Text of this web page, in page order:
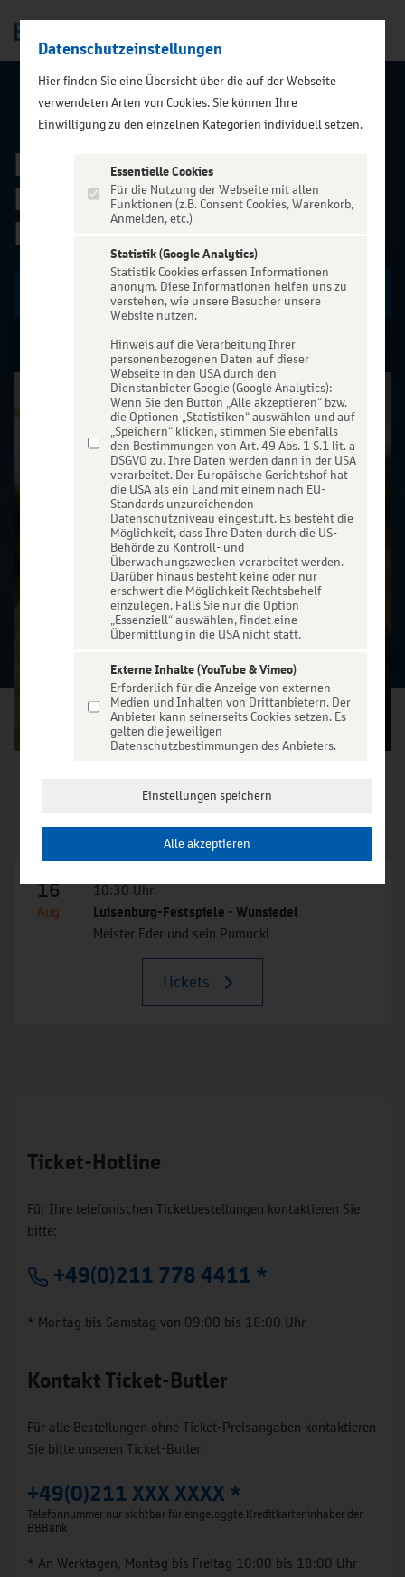
ALLE EVENTS
Meister Eder und sein
Pumuckl | Luisenburg-
Festspiele Wunsiedel
Zu den Terminen
VERANSTALTUNG WÄHLEN
16
Aug
10:30 Uhr
Luisenburg-Festspiele - Wunsiedel
Meister Eder und sein Pumuckl
Tickets
Ticket-Hotline
Für Ihre telefonischen Ticketbestellungen kontaktieren Sie
bitte:
+49(0)211 778 4411 *
* Montag bis Samstag von 09:00 bis 18:00 Uhr
Kontakt Ticket-Butler
Für alle Bestellungen ohne Ticket-Preisangaben kontaktieren
Sie bitte unseren Ticket-Butler:
+49(0)211 XXX XXXX *
Telefonnummer nur sichtbar für eingeloggte Kreditkarteninhaber der
BBBank
* An Werktagen, Montag bis Freitag 10:00 bis 18:00 Uhr
Datenschutzeinstellungen
Hier finden Sie eine Übersicht über die auf der Webseite
verwendeten Arten von Cookies. Sie können Ihre
Einwilligung zu den einzelnen Kategorien individuell setzen.
Essentielle Cookies
Für die Nutzung der Webseite mit allen
Funktionen (z.B. Consent Cookies, Warenkorb,
Anmelden, etc.)
Statistik (Google Analytics)
Statistik Cookies erfassen Informationen
anonym. Diese Informationen helfen uns zu
verstehen, wie unsere Besucher unsere
Website nutzen.
Hinweis auf die Verarbeitung Ihrer
personenbezogenen Daten auf dieser
Webseite in den USA durch den
Dienstanbieter Google (Google Analytics):
Wenn Sie den Button „Alle akzeptieren“ bzw.
die Optionen „Statistiken“ auswählen und auf
„Speichern“ klicken, stimmen Sie ebenfalls
den Bestimmungen von Art. 49 Abs. 1 S.1 lit. a
DSGVO zu. Ihre Daten werden dann in der USA
verarbeitet. Der Europäische Gerichtshof hat
die USA als ein Land mit einem nach EU-
Standards unzureichenden
Datenschutzniveau eingestuft. Es besteht die
Möglichkeit, dass Ihre Daten durch die US-
Behörde zu Kontroll- und
Überwachungszwecken verarbeitet werden.
Darüber hinaus besteht keine oder nur
erschwert die Möglichkeit Rechtsbehelf
einzulegen. Falls Sie nur die Option
„Essenziell“ auswählen, findet eine
Übermittlung in die USA nicht statt.
Externe Inhalte (YouTube & Vimeo)
Erforderlich für die Anzeige von externen
Medien und Inhalten von Drittanbietern. Der
Anbieter kann seinerseits Cookies setzen. Es
gelten die jeweiligen
Datenschutzbestimmungen des Anbieters.
Einstellungen speichern
Alle akzeptieren